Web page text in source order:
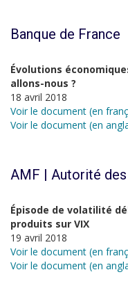
Banque de France
Évolutions
allons-nous ?
18 avril 2018
Voir le document (en
Voir le document (en
AMF | Autorité
Épisode de volatilité
produits sur VIX
19 avril 2018
Voir le document (en
Voir le document (en